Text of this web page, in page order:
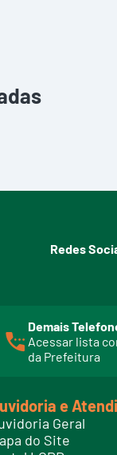
Redes
Demais
Acessar lista
da Prefeitura
l
i
t
e
l
e
e
Geral
do Site